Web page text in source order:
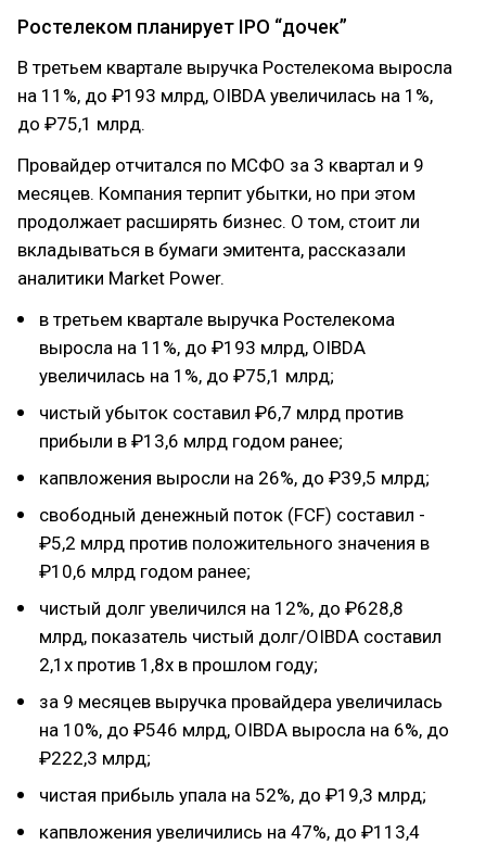
Ростелеком планирует IPO “дочек”
В третьем квартале выручка Ростелекома выросла
на 11%, до ₽193 млрд, OIBDA увеличилась на 1%,
до ₽75,1 млрд.
Провайдер отчитался по МСФО за 3 квартал и 9
месяцев. Компания терпит убытки, но при этом
продолжает расширять бизнес. О том, стоит ли
вкладываться в бумаги эмитента, рассказали
аналитики Market Power.
в третьем квартале выручка Ростелекома
выросла на 11%, до ₽193 млрд, OIBDA
увеличилась на 1%, до ₽75,1 млрд;
чистый убыток составил ₽6,7 млрд против
прибыли в ₽13,6 млрд годом ранее;
капвложения выросли на 26%, до ₽39,5 млрд;
свободный денежный поток (FCF) составил -
₽5,2 млрд против положительного значения в
₽10,6 млрд годом ранее;
чистый долг увеличился на 12%, до ₽628,8
млрд, показатель чистый долг/OIBDA составил
2,1х против 1,8x в прошлом году;
за 9 месяцев выручка провайдера увеличилась
на 10%, до ₽546 млрд, OIBDA выросла на 6%, до
₽222,3 млрд;
чистая прибыль упала на 52%, до ₽19,3 млрд;
капвложения увеличились на 47%, до ₽113,4